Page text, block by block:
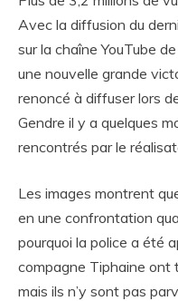
Avec la diffusion du
sur la chaîne YouTube
une nouvelle grande
renoncé à diffuser lors
Gendre il y a quelques
rencontrés par le
Les images montrent
en une confrontation
pourquoi la police a été
compagne Tiphaine ont
mais ils n’y sont pas